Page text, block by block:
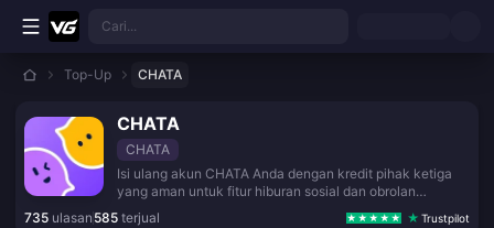
Lewati ke konten utama
Cari...
Top-Up CHATA
CHATA
CHATA
Isi ulang akun CHATA Anda dengan kredit pihak ketiga
yang aman untuk fitur hiburan sosial dan obrolan
langsung.
735 ulasan 585 terjual Trustpilot